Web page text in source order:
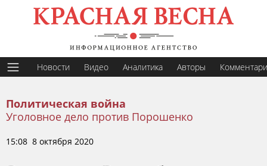
Новости Видео Аналитика Авторы
Политическая война
Уголовное дело против Порошенко
15:08 8 октября 2020